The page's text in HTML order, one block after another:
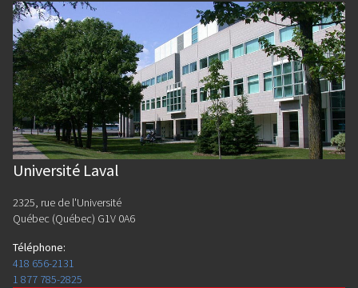
Université Laval
2325, rue de l'Université
Québec (Québec) G1V 0A6
Téléphone:
418 656-2131
1 877 785-2825